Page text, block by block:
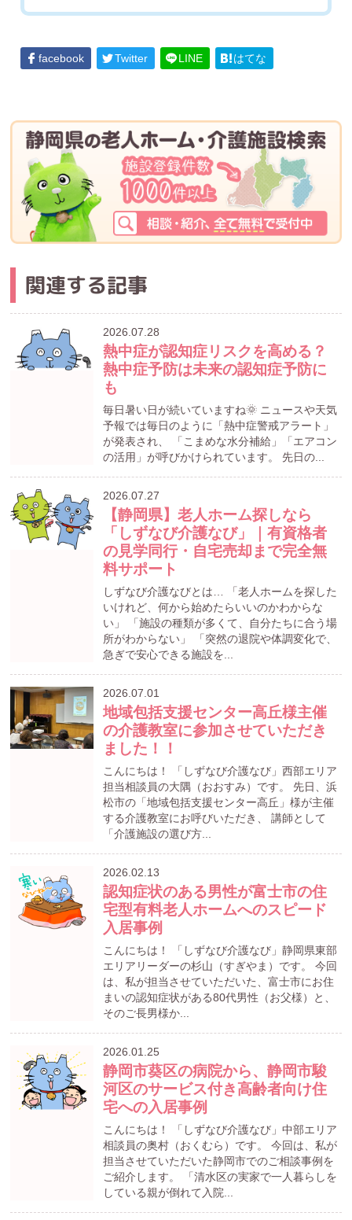
facebook Twitter LINE はてな
関連する記事
2026.07.28
熱中症が認知症リスクを高める？
熱中症予防は未来の認知症予防に
も
毎日暑い日が続いていますね🌞 ニュースや天気
予報では毎日のように「熱中症警戒アラート」
が発表され、 「こまめな水分補給」「エアコン
の活用」が呼びかけられています。 先日の...
2026.07.27
【静岡県】老人ホーム探しなら
「しずなび介護なび」｜有資格者
の見学同行・自宅売却まで完全無
料サポート
しずなび介護なびとは… 「老人ホームを探した
いけれど、何から始めたらいいのかわからな
い」 「施設の種類が多くて、自分たちに合う場
所がわからない」 「突然の退院や体調変化で、
急ぎで安心できる施設を...
2026.07.01
地域包括支援センター高丘様主催
の介護教室に参加させていただき
ました！！
こんにちは！ 「しずなび介護なび」西部エリア
担当相談員の大隅（おおすみ）です。 先日、浜
松市の「地域包括支援センター高丘」様が主催
する介護教室にお呼びいただき、 講師として
「介護施設の選び方...
2026.02.13
認知症状のある男性が富士市の住
宅型有料老人ホームへのスピード
入居事例
こんにちは！ 「しずなび介護なび」静岡県東部
エリアリーダーの杉山（すぎやま）です。 今回
は、私が担当させていただいた、富士市にお住
まいの認知症状がある80代男性（お父様）と、
そのご長男様か...
2026.01.25
静岡市葵区の病院から、静岡市駿
河区のサービス付き高齢者向け住
宅への入居事例
こんにちは！ 「しずなび介護なび」中部エリア
相談員の奥村（おくむら）です。 今回は、私が
担当させていただいた静岡市でのご相談事例を
ご紹介します。 「清水区の実家で一人暮らしを
している親が倒れて入院...